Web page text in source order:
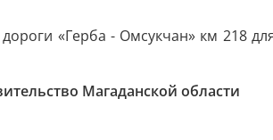
«Герба - Омсукчан» км 218
Магаданской области